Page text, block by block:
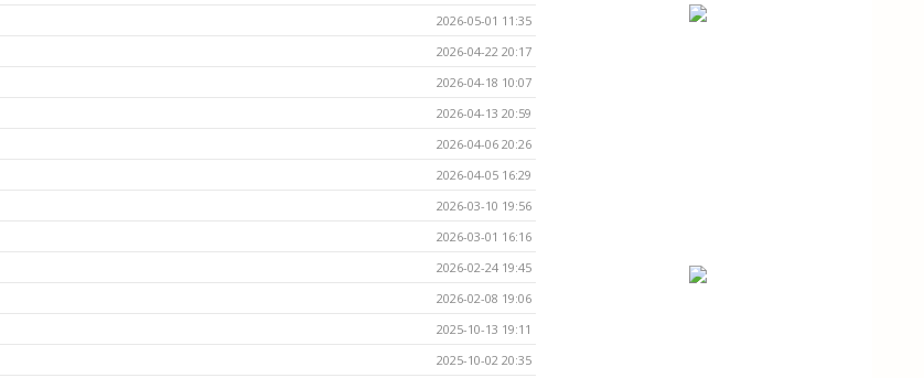
2026-05-01 11:35
2026-04-22 20:17
2026-04-18 10:07
2026-04-13 20:59
2026-04-06 20:26
2026-04-05 16:29
2026-03-10 19:56
2026-03-01 16:16
2026-02-24 19:45
2026-02-08 19:06
2025-10-13 19:11
2025-10-02 20:35